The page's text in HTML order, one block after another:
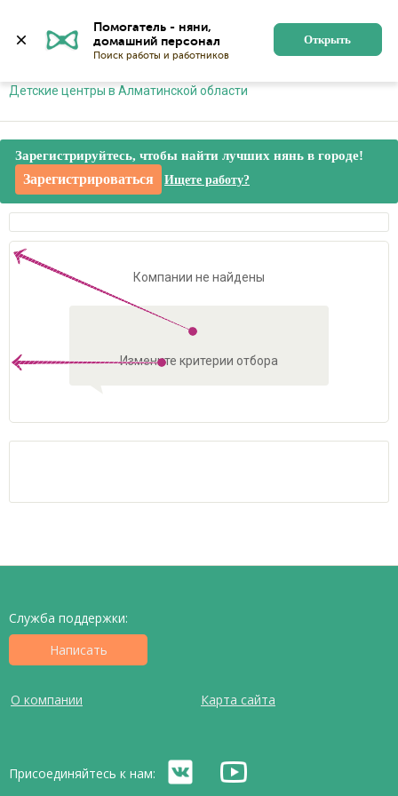
Помогатель - няни,
Поиск работы и работников
Открыть
Алматы Регистрация
Детские центры в Алматинской области
Зарегистрируйтесь, чтобы найти лучших нянь в городе!
Зарегистрироваться Ищете работу?
Компании не найдены
Измените критерии отбора
Служба поддержки:
Написать
О компании Карта сайта
Присоединяйтесь к нам: